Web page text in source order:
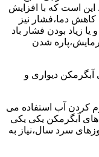
این است که با افزایش
دما،فشار نیز
زیاد بودن فشار باد
شدن
دیواری و
کردن آب استفاده می
آبگرمکن یکی یکی
سرد سال،نیاز به